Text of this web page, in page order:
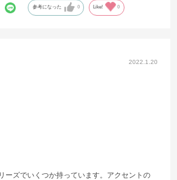
参考になった 0 Like! 0
2022.1.20
ーズでいくつか持っています。アクセントの